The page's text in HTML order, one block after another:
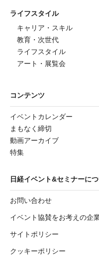
ライフスタイル
キャリア・スキル
教育・次世代
ライフスタイル
アート・展覧会
コンテンツ
イベントカレンダー
まもなく締切
動画アーカイブ
特集
日経イベント&セミナーに
お問い合わせ
イベント協賛をお考えの企
サイトポリシー
クッキーポリシー